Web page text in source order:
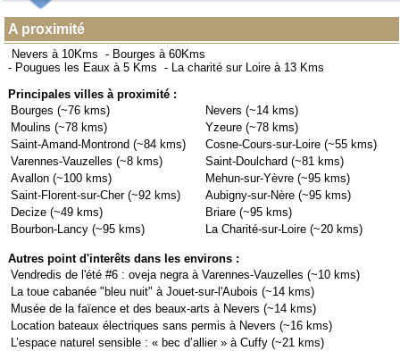
A proximité
Nevers à 10Kms - Bourges à 60Kms
- Pougues les Eaux à 5 Kms - La charité sur Loire à 13 Kms
Principales villes à proximité :
Bourges (~76 kms)
Nevers (~14 kms)
Moulins (~78 kms)
Yzeure (~78 kms)
Saint-Amand-Montrond (~84 kms)
Cosne-Cours-sur-Loire (~55 kms)
Varennes-Vauzelles (~8 kms)
Saint-Doulchard (~81 kms)
Avallon (~100 kms)
Mehun-sur-Yèvre (~95 kms)
Saint-Florent-sur-Cher (~92 kms)
Aubigny-sur-Nère (~95 kms)
Decize (~49 kms)
Briare (~95 kms)
Bourbon-Lancy (~95 kms)
La Charité-sur-Loire (~20 kms)
Autres point d'interêts dans les environs :
Vendredis de l'été #6 : oveja negra à Varennes-Vauzelles (~10 kms)
La toue cabanée "bleu nuit" à Jouet-sur-l'Aubois (~14 kms)
Musée de la faïence et des beaux-arts à Nevers (~14 kms)
Location bateaux électriques sans permis à Nevers (~16 kms)
L’espace naturel sensible : « bec d’allier » à Cuffy (~21 kms)